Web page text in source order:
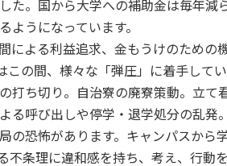
。国から大学への補助金は毎年減
うになっています。
よる利益追求、金もうけのための
の間、様々な「弾圧」に着手してい
ち切り。自治寮の廃寮策動。立て
呼び出しや停学・退学処分の乱発
恐怖があります。キャンパスから
条理に違和感を持ち、考え、行動を